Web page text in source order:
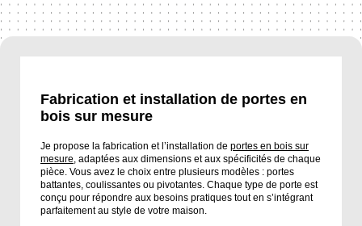
Fabrication et installation de portes en
bois sur mesure
Je propose la fabrication et l’installation de portes en bois sur
mesure , adaptées aux dimensions et aux spécificités de chaque
pièce. Vous avez le choix entre plusieurs modèles : portes
battantes, coulissantes ou pivotantes. Chaque type de porte est
conçu pour répondre aux besoins pratiques tout en s’intégrant
parfaitement au style de votre maison.